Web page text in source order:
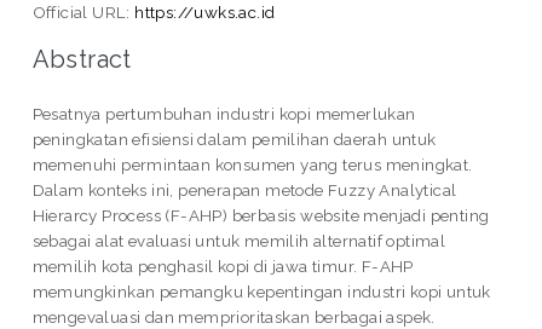
Official URL: https://uwks.ac.id
Abstract
Pesatnya pertumbuhan industri kopi memerlukan
peningkatan efisiensi dalam pemilihan daerah untuk
memenuhi permintaan konsumen yang terus meningkat.
Dalam konteks ini, penerapan metode Fuzzy Analytical
Hierarcy Process (F-AHP) berbasis website menjadi penting
sebagai alat evaluasi untuk memilih alternatif optimal
memilih kota penghasil kopi di jawa timur. F-AHP
memungkinkan pemangku kepentingan industri kopi untuk
mengevaluasi dan memprioritaskan berbagai aspek.